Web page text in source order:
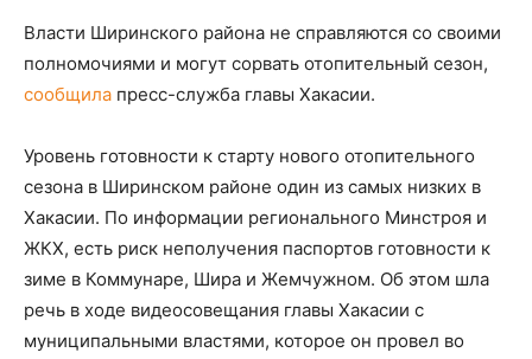
Власти Ширинского района не справляются со своими
полномочиями и могут сорвать отопительный сезон,
сообщила пресс-служба главы Хакасии.
Уровень готовности к старту нового отопительного
сезона в Ширинском районе один из самых низких в
Хакасии. По информации регионального Минстроя и
ЖКХ, есть риск неполучения паспортов готовности к
зиме в Коммунаре, Шира и Жемчужном. Об этом шла
речь в ходе видеосовещания главы Хакасии с
муниципальными властями, которое он провел во